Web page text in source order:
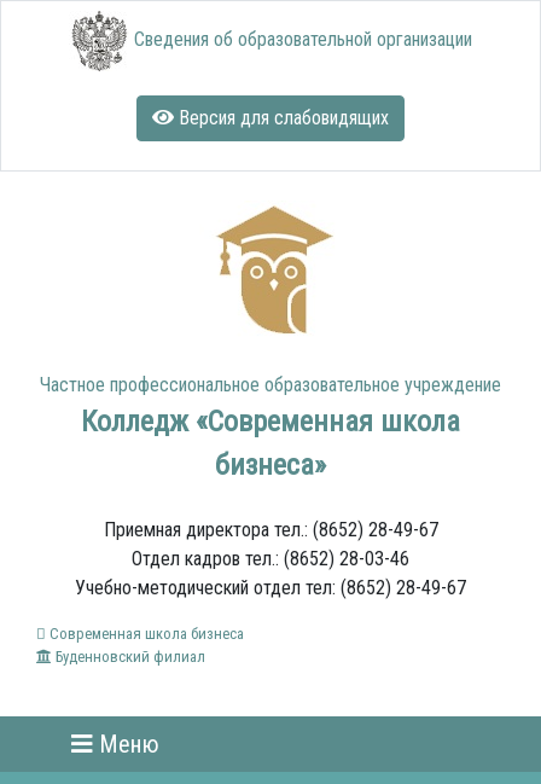
Сведения об образовательной организации
Версия для слабовидящих
Частное профессиональное образовательное учреждение
Колледж «Современная школа
бизнеса»
Приемная директора тел.: (8652) 28-49-67
Отдел кадров тел.: (8652) 28-03-46
Учебно-методический отдел тел: (8652) 28-49-67
Современная школа бизнеса
Буденновский филиал
Меню